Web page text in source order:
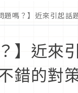
問題嗎？】近來引起
？】近
錯的對